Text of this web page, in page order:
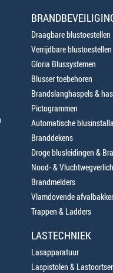
Draagbare blustoestellen
Verrijdbare blustoestellen
Gloria Blussystemen
Blusser toebehoren
Brandslanghaspels &
Pictogrammen
Automatische
Branddekens
Droge blusleidingen &
Nood- &
Brandmelders
Vlamdovende
Trappen & Ladders
LASTECHNIEK
Lasapparatuur
Laspistolen &